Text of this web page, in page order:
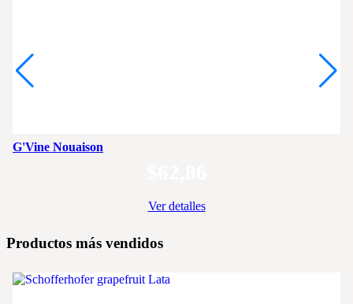
G'Vine Nouaison
Ver detalles
Productos más vendidos